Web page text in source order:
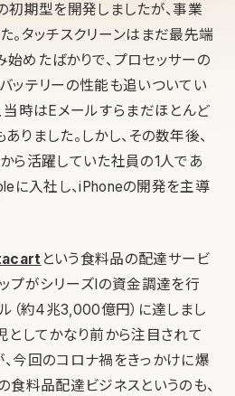
初期型を開発しましたが、事業
。タッチスクリーンはまだ最先端
めたばかりで、プロセッサーの
ッテリーの性能も追いついてい
当時はEメールすらまだほとんど
りました。しかし、その数年後、
ら活躍していた社員の1人であ
に入社し、iPhoneの開発を主導
という食料品の配達サービ
プがシリーズIの資金調達を行
（約4兆3,000億円）に達しまし
としてかなり前から注目されて
今回のコロナ禍をきっかけに爆
食料品配達ビジネスというのも、